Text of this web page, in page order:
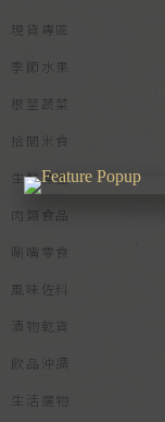
現貨專區
季節水果
根莖蔬菜
拾間米食
生鮮漁產
肉類食品
唰嘴零食
風味佐料
漬物乾貨
飲品沖調
生活選物